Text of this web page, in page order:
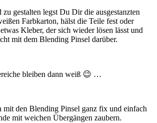
gestalten legst Du Dir die ausgestanzten
Farbkarton, hälst die Teile fest oder
Kleber, der sich wieder lösen lässt und
mit dem Blending Pinsel darüber.
bleiben dann weiß 😉 …
mit den Blending Pinsel ganz fix und einfach
mit weichen Übergängen zaubern.